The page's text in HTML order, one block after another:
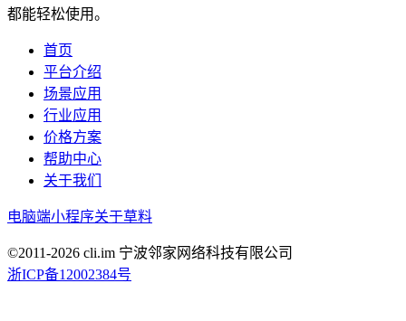
都能轻松使用。
首页
平台介绍
场景应用
行业应用
价格方案
帮助中心
关于我们
电脑端小程序关于草料
©2011-2026 cli.im 宁波邻家网络科技有限公司
浙ICP备12002384号